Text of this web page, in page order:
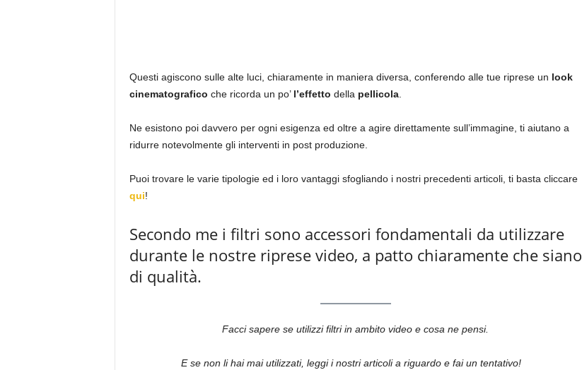
Questi agiscono sulle alte luci, chiaramente in maniera diversa, conferendo alle tue riprese un look
cinematografico che ricorda un po’ l’effetto della pellicola.
Ne esistono poi davvero per ogni esigenza ed oltre a agire direttamente sull’immagine, ti aiutano a
ridurre notevolmente gli interventi in post produzione.
Puoi trovare le varie tipologie ed i loro vantaggi sfogliando i nostri precedenti articoli, ti basta cliccare
qui!
Secondo me i filtri sono accessori fondamentali da utilizzare
durante le nostre riprese video, a patto chiaramente che siano
di qualità.
Facci sapere se utilizzi filtri in ambito video e cosa ne pensi.
E se non li hai mai utilizzati, leggi i nostri articoli a riguardo e fai un tentativo!